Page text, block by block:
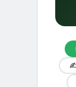
✍️